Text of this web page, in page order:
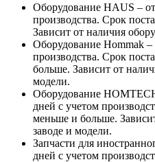
Оборудование HAUS –
производства. Срок
Зависит от наличия
Оборудование Hommak –
производства. Срок
больше. Зависит от
модели.
Оборудование
дней с учетом
меньше и больше.
заводе и модели.
Запчасти для
дней с учетом